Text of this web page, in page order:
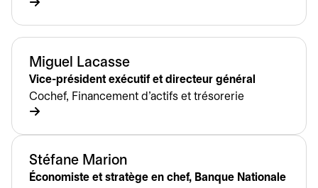
Miguel Lacasse
Vice-président exécutif et directeur général
Cochef, Financement d’actifs et trésorerie
Stéfane Marion
Économiste et stratège en chef, Banque Nationale